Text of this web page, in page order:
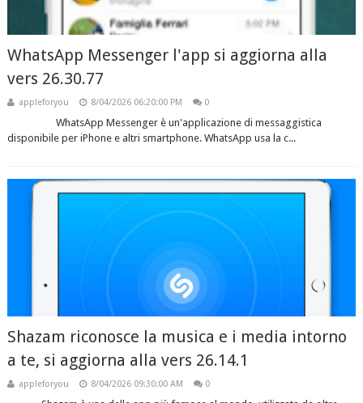
WhatsApp Messenger l'app si aggiorna alla
vers 26.30.77
appleforyou 8/04/2026 06:20:00 PM 0
WhatsApp Messenger è un'applicazione di messaggistica
disponibile per iPhone e altri smartphone. WhatsApp usa la c...
Shazam riconosce la musica e i media intorno
a te, si aggiorna alla vers 26.14.1
appleforyou 8/04/2026 09:30:00 AM 0